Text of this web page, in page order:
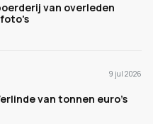
van overleden
9 jul 2026
van tonnen euro's